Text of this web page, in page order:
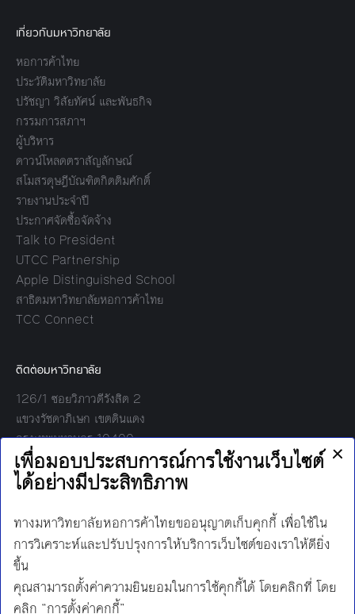
เกี่ยวกับมหาวิทยาลัย
หอการค้าไทย
ประวัติมหาวิทยาลัย
ปรัชญา วิสัยทัศน์ และพันธกิจ
กรรมการสภาฯ
ผู้บริหาร
ดาวน์โหลดตราสัญลักษณ์
สโมสรดุษฎีบัณฑิตกิตติมศักดิ์
รายงานประจำปี
ประกาศจัดซื้อจัดจ้าง
Talk to President
UTCC Partnership
Apple Distinguished School
สาธิตมหาวิทยาลัยหอการค้าไทย
TCC Connect
ติดต่อมหาวิทยาลัย
126/1 ซอยวิภาวดีรังสิต 2
แขวงรัชดาภิเษก เขตดินแดง
กรุงเทพมหานคร 10400
โทร:
02-697-6000
เวลาทำการ:
8.30 - 17.00
Facebook
TwitterYouTube
Instagram
LineMail